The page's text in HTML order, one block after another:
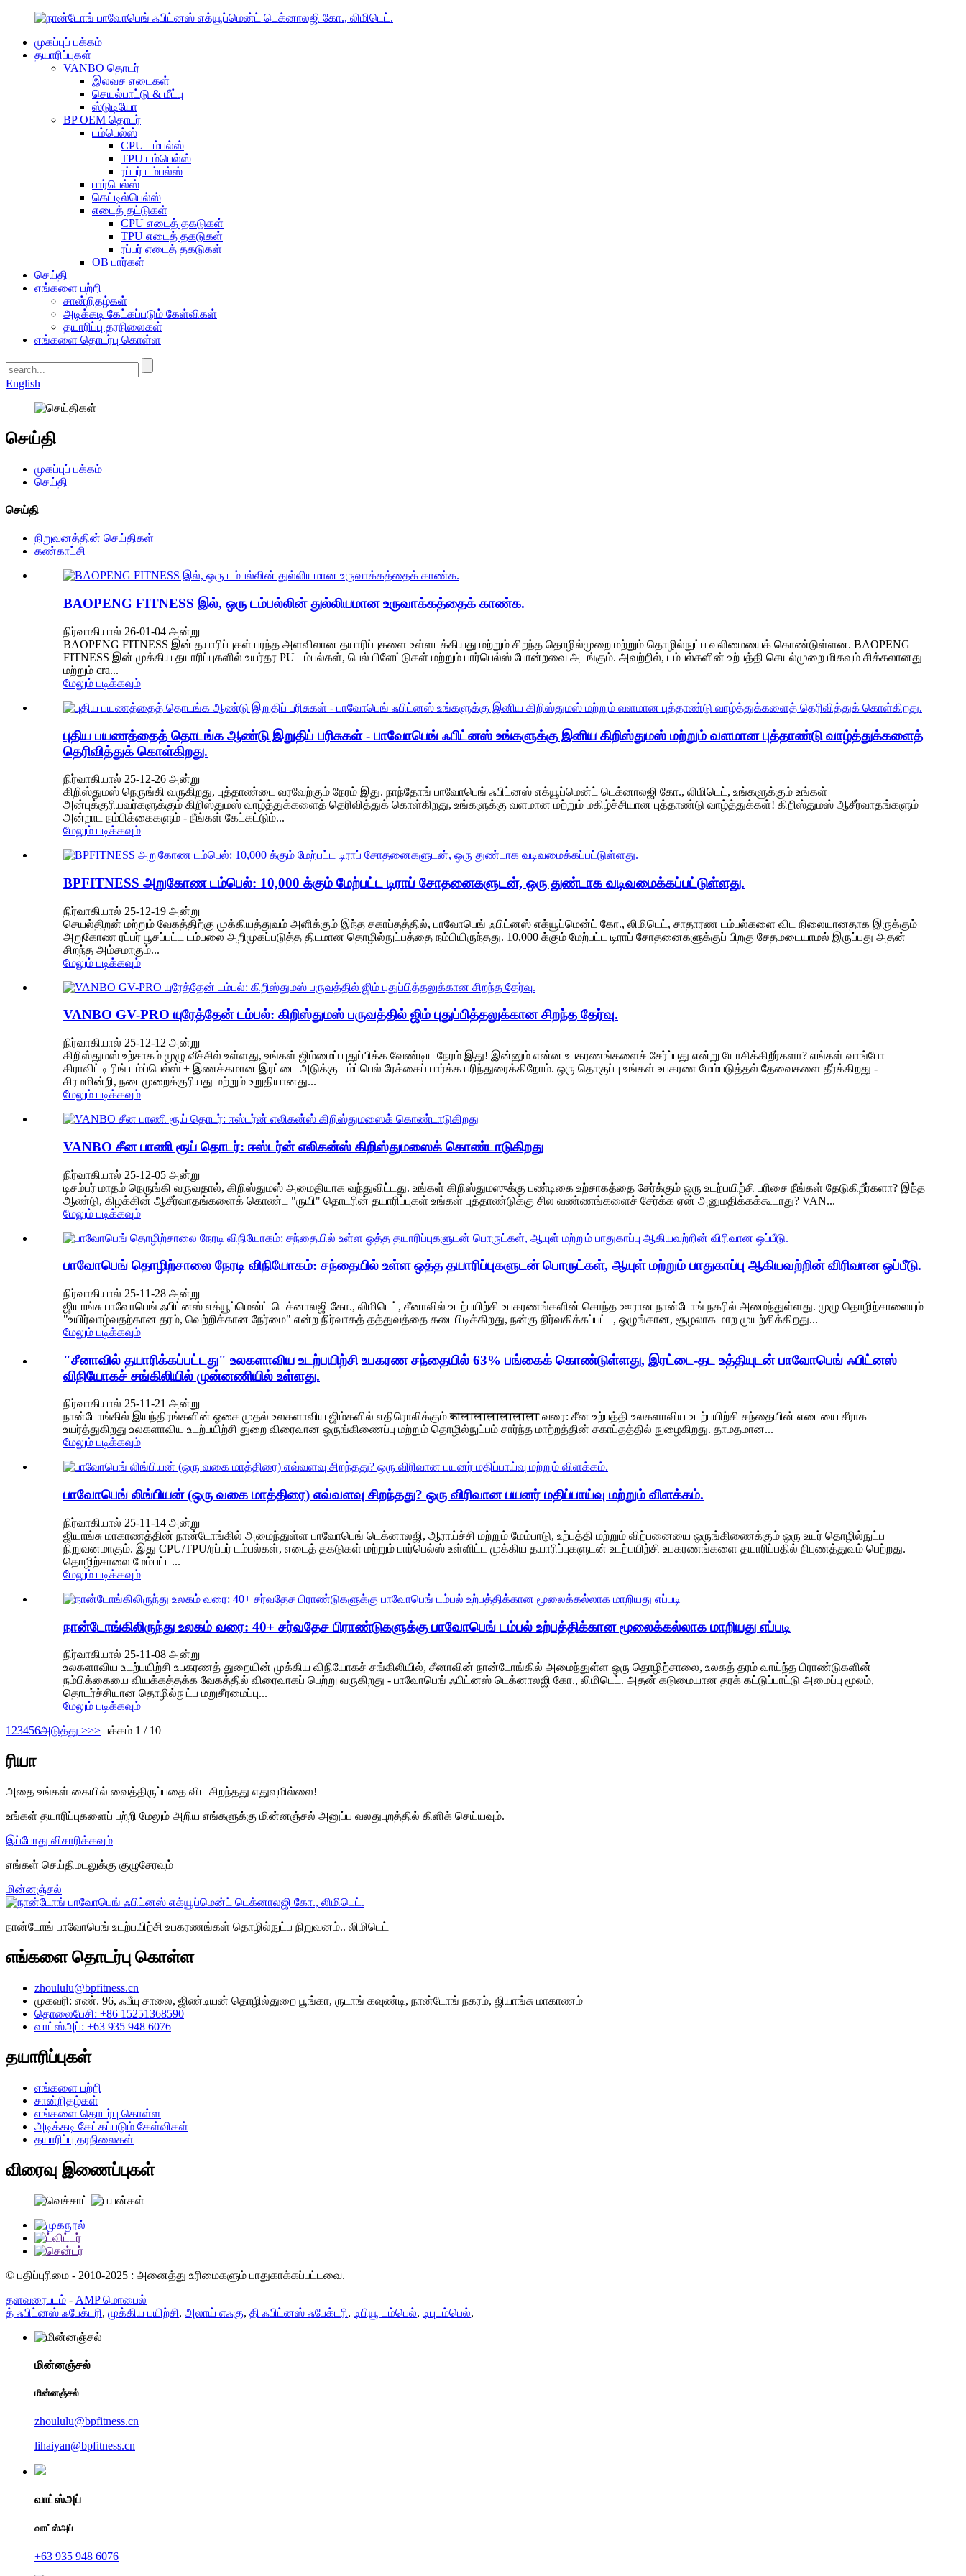
முகப்புப் பக்கம்
தயாரிப்புகள்
VANBO தொடர்
இலவச எடைகள்
செயல்பாட்டு & மீட்பு
ஸ்டுடியோ
BP OEM தொடர்
டம்பெல்ஸ்
CPU டம்பல்ஸ்
TPU டம்பெல்ஸ்
ரப்பர் டம்பல்ஸ்
பார்பெல்ஸ்
கெட்டில்பெல்ஸ்
எடைத் தட்டுகள்
CPU எடைத் தகடுகள்
TPU எடைத் தகடுகள்
ரப்பர் எடைத் தகடுகள்
OB பார்கள்
செய்தி
எங்களை பற்றி
சான்றிதழ்கள்
அடிக்கடி கேட்கப்படும் கேள்விகள்
தயாரிப்பு தரநிலைகள்
எங்களை தொடர்பு கொள்ள
English
செய்தி
முகப்புப் பக்கம்
செய்தி
செய்தி
நிறுவனத்தின் செய்திகள்
கண்காட்சி
BAOPENG FITNESS இல், ஒரு டம்பல்லின் துல்லியமான உருவாக்கத்தைக் காண்க.
நிர்வாகியால் 26-01-04 அன்று
BAOPENG FITNESS இன் தயாரிப்புகள் பரந்த அளவிலான தயாரிப்புகளை உள்ளடக்கியது மற்றும் சிறந்த தொழில்முறை மற்றும் தொழில்நுட்ப வலிமையைக் கொண்டுள்ளன. BAOPENG
FITNESS இன் முக்கிய தயாரிப்புகளில் உயர்தர PU டம்பல்கள், பெல் பிளேட்டுகள் மற்றும் பார்பெல்ஸ் போன்றவை அடங்கும். அவற்றில், டம்பல்களின் உற்பத்தி செயல்முறை மிகவும் சிக்கலானது
மற்றும் cra...
மேலும் படிக்கவும்
புதிய பயணத்தைத் தொடங்க ஆண்டு இறுதிப் பரிசுகள் - பாவோபெங் ஃபிட்னஸ் உங்களுக்கு இனிய கிறிஸ்துமஸ் மற்றும் வளமான புத்தாண்டு வாழ்த்துக்களைத்
தெரிவித்துக் கொள்கிறது.
நிர்வாகியால் 25-12-26 அன்று
கிறிஸ்துமஸ் நெருங்கி வருகிறது, புத்தாண்டை வரவேற்கும் நேரம் இது. நாந்தோங் பாவோபெங் ஃபிட்னஸ் எக்யூப்மென்ட் டெக்னாலஜி கோ., லிமிடெட், உங்களுக்கும் உங்கள்
அன்புக்குரியவர்களுக்கும் கிறிஸ்துமஸ் வாழ்த்துக்களைத் தெரிவித்துக் கொள்கிறது, உங்களுக்கு வளமான மற்றும் மகிழ்ச்சியான புத்தாண்டு வாழ்த்துக்கள்! கிறிஸ்துமஸ் ஆசீர்வாதங்களும்
அன்றாட நம்பிக்கைகளும் - நீங்கள் கேட்கட்டும்...
மேலும் படிக்கவும்
BPFITNESS அறுகோண டம்பெல்: 10,000 க்கும் மேற்பட்ட டிராப் சோதனைகளுடன், ஒரு துண்டாக வடிவமைக்கப்பட்டுள்ளது.
நிர்வாகியால் 25-12-19 அன்று
செயல்திறன் மற்றும் வேகத்திற்கு முக்கியத்துவம் அளிக்கும் இந்த சகாப்தத்தில், பாவோபெங் ஃபிட்னஸ் எக்யூப்மென்ட் கோ., லிமிடெட், சாதாரண டம்பல்களை விட நிலையானதாக இருக்கும்
அறுகோண ரப்பர் பூசப்பட்ட டம்பலை அறிமுகப்படுத்த திடமான தொழில்நுட்பத்தை நம்பியிருந்தது. 10,000 க்கும் மேற்பட்ட டிராப் சோதனைகளுக்குப் பிறகு சேதமடையாமல் இருப்பது அதன்
சிறந்த அம்சமாகும்...
மேலும் படிக்கவும்
VANBO GV-PRO யுரேத்தேன் டம்பல்: கிறிஸ்துமஸ் பருவத்தில் ஜிம் புதுப்பித்தலுக்கான சிறந்த தேர்வு.
நிர்வாகியால் 25-12-12 அன்று
கிறிஸ்துமஸ் உற்சாகம் முழு வீச்சில் உள்ளது, உங்கள் ஜிம்மைப் புதுப்பிக்க வேண்டிய நேரம் இது! இன்னும் என்ன உபகரணங்களைச் சேர்ப்பது என்று யோசிக்கிறீர்களா? எங்கள் வாங்போ
கிராவிட்டி ரிங் டம்ப்பெல்ஸ் + இணக்கமான இரட்டை அடுக்கு டம்ப்பெல் ரேக்கைப் பார்க்க பரிந்துரைக்கிறோம். ஒரு தொகுப்பு உங்கள் உபகரண மேம்படுத்தல் தேவைகளை தீர்க்கிறது -
சிரமமின்றி, நடைமுறைக்குரியது மற்றும் உறுதியானது...
மேலும் படிக்கவும்
VANBO சீன பாணி ரூய் தொடர்: ஈஸ்டர்ன் எலிகன்ஸ் கிறிஸ்துமஸைக் கொண்டாடுகிறது
நிர்வாகியால் 25-12-05 அன்று
டிசம்பர் மாதம் நெருங்கி வருவதால், கிறிஸ்துமஸ் அமைதியாக வந்துவிட்டது. உங்கள் கிறிஸ்துமஸுக்கு பண்டிகை உற்சாகத்தை சேர்க்கும் ஒரு உடற்பயிற்சி பரிசை நீங்கள் தேடுகிறீர்களா? இந்த
ஆண்டு, கிழக்கின் ஆசீர்வாதங்களைக் கொண்ட "ருயி" தொடரின் தயாரிப்புகள் உங்கள் புத்தாண்டுக்கு சில வண்ணங்களைச் சேர்க்க ஏன் அனுமதிக்கக்கூடாது? VAN...
மேலும் படிக்கவும்
பாவோபெங் தொழிற்சாலை நேரடி விநியோகம்: சந்தையில் உள்ள ஒத்த தயாரிப்புகளுடன் பொருட்கள், ஆயுள் மற்றும் பாதுகாப்பு ஆகியவற்றின் விரிவான ஒப்பீடு.
நிர்வாகியால் 25-11-28 அன்று
ஜியாங்சு பாவோபெங் ஃபிட்னஸ் எக்யூப்மென்ட் டெக்னாலஜி கோ., லிமிடெட், சீனாவில் உடற்பயிற்சி உபகரணங்களின் சொந்த ஊரான நான்டோங் நகரில் அமைந்துள்ளது. முழு தொழிற்சாலையும்
"உயிர்வாழ்வதற்கான தரம், வெற்றிக்கான நேர்மை" என்ற நிர்வாகத் தத்துவத்தை கடைபிடிக்கிறது, நன்கு நிர்வகிக்கப்பட்ட, ஒழுங்கான, சூழலாக மாற முயற்சிக்கிறது...
மேலும் படிக்கவும்
"சீனாவில் தயாரிக்கப்பட்டது" உலகளாவிய உடற்பயிற்சி உபகரண சந்தையில் 63% பங்கைக் கொண்டுள்ளது, இரட்டை-தட உத்தியுடன் பாவோபெங் ஃபிட்னஸ்
விநியோகச் சங்கிலியில் முன்னணியில் உள்ளது.
நிர்வாகியால் 25-11-21 அன்று
நான்டோங்கில் இயந்திரங்களின் ஓசை முதல் உலகளாவிய ஜிம்களில் எதிரொலிக்கும் कालालालालालाला வரை: சீன உற்பத்தி உலகளாவிய உடற்பயிற்சி சந்தையின் எடையை சீராக
உயர்த்துகிறது உலகளாவிய உடற்பயிற்சி துறை விரைவான ஒருங்கிணைப்பு மற்றும் தொழில்நுட்பம் சார்ந்த மாற்றத்தின் சகாப்தத்தில் நுழைகிறது. தாமதமான...
மேலும் படிக்கவும்
பாவோபெங் லிங்பியன் (ஒரு வகை மாத்திரை) எவ்வளவு சிறந்தது? ஒரு விரிவான பயனர் மதிப்பாய்வு மற்றும் விளக்கம்.
நிர்வாகியால் 25-11-14 அன்று
ஜியாங்சு மாகாணத்தின் நான்டோங்கில் அமைந்துள்ள பாவோபெங் டெக்னாலஜி, ஆராய்ச்சி மற்றும் மேம்பாடு, உற்பத்தி மற்றும் விற்பனையை ஒருங்கிணைக்கும் ஒரு உயர் தொழில்நுட்ப
நிறுவனமாகும். இது CPU/TPU/ரப்பர் டம்பல்கள், எடைத் தகடுகள் மற்றும் பார்பெல்ஸ் உள்ளிட்ட முக்கிய தயாரிப்புகளுடன் உடற்பயிற்சி உபகரணங்களை தயாரிப்பதில் நிபுணத்துவம் பெற்றது.
தொழிற்சாலை மேம்பட்ட...
மேலும் படிக்கவும்
நான்டோங்கிலிருந்து உலகம் வரை: 40+ சர்வதேச பிராண்டுகளுக்கு பாவோபெங் டம்பல் உற்பத்திக்கான மூலைக்கல்லாக மாறியது எப்படி
நிர்வாகியால் 25-11-08 அன்று
உலகளாவிய உடற்பயிற்சி உபகரணத் துறையின் முக்கிய விநியோகச் சங்கிலியில், சீனாவின் நான்டோங்கில் அமைந்துள்ள ஒரு தொழிற்சாலை, உலகத் தரம் வாய்ந்த பிராண்டுகளின்
நம்பிக்கையை வியக்கத்தக்க வேகத்தில் விரைவாகப் பெற்று வருகிறது - பாவோபெங் ஃபிட்னஸ் டெக்னாலஜி கோ., லிமிடெட். அதன் கடுமையான தரக் கட்டுப்பாட்டு அமைப்பு மூலம்,
தொடர்ச்சியான தொழில்நுட்ப மறுசீரமைப்பு...
மேலும் படிக்கவும்
1 23456அடுத்து >>> பக்கம் 1 / 10
ரியா
அதை உங்கள் கையில் வைத்திருப்பதை விட சிறந்தது எதுவுமில்லை!
உங்கள் தயாரிப்புகளைப் பற்றி மேலும் அறிய எங்களுக்கு மின்னஞ்சல் அனுப்ப வலதுபுறத்தில் கிளிக் செய்யவும்.
இப்போது விசாரிக்கவும்
எங்கள் செய்திமடலுக்கு குழுசேரவும்
மின்னஞ்சல்
நான்டோங் பாவோபெங் உடற்பயிற்சி உபகரணங்கள் தொழில்நுட்ப நிறுவனம்.. லிமிடெட்
எங்களை தொடர்பு கொள்ள
zhoululu@bpfitness.cn
முகவரி: எண். 96, ஃபீயு சாலை, ஜிண்டியன் தொழில்துறை பூங்கா, ருடாங் கவுண்டி, நான்டோங் நகரம், ஜியாங்சு மாகாணம்
தொலைபேசி: +86 15251368590
வாட்ஸ்அப்: +63 935 948 6076
தயாரிப்புகள்
எங்களை பற்றி
சான்றிதழ்கள்
எங்களை தொடர்பு கொள்ள
அடிக்கடி கேட்கப்படும் கேள்விகள்
தயாரிப்பு தரநிலைகள்
விரைவு இணைப்புகள்
© பதிப்புரிமை - 2010-2025 : அனைத்து உரிமைகளும் பாதுகாக்கப்பட்டவை.
தளவரைபடம் - AMP மொபைல்
த் ஃபிட்னஸ் ஃபேக்டரி, முக்கிய பயிற்சி, அலாய் எஃகு, தி ஃபிட்னஸ் ஃபேக்டரி, டிபியூ டம்பெல், டிபுடம்பெல்,
மின்னஞ்சல்
மின்னஞ்சல்
zhoululu@bpfitness.cn
lihaiyan@bpfitness.cn
வாட்ஸ்அப்
வாட்ஸ்அப்
+63 935 948 6076